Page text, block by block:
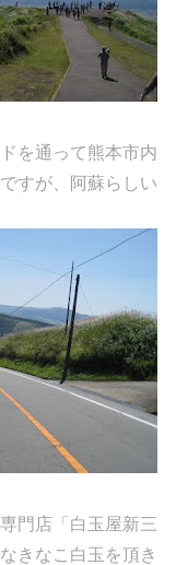
を通って熊本市内
すが、阿蘇らしい
門店「白玉屋新三
きなこ白玉を頂き